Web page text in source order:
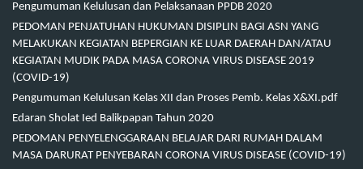
Pengumuman Kelulusan dan Pelaksanaan PPDB 2020
PEDOMAN PENJATUHAN HUKUMAN DISIPLIN BAGI ASN YANG
MELAKUKAN KEGIATAN BEPERGIAN KE LUAR DAERAH DAN/ATAU
KEGIATAN MUDIK PADA MASA CORONA VIRUS DISEASE 2019
(COVID-19)
Pengumuman Kelulusan Kelas XII dan Proses Pemb. Kelas X&XI.pdf
Edaran Sholat Ied Balikpapan Tahun 2020
PEDOMAN PENYELENGGARAAN BELAJAR DARI RUMAH DALAM
MASA DARURAT PENYEBARAN CORONA VIRUS DISEASE (COVID-19)